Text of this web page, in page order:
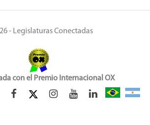
- Legislaturas Conectadas
con el Premio Internacional OX